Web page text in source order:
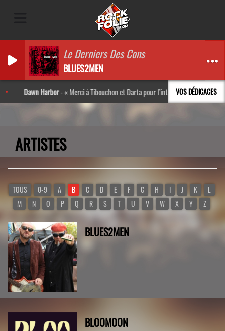
Le Derniers Des Cons
BLUES2MEN
VOS DÉDICACES
Dawn Harbor- Merci à Tibouchon et Darta pour l’interview ! Très bon moment
ARTISTES
TOUS 0-9 A B C D E F G H I J K
L
M
N O P Q R S T U V W X Y Z
BLUES2MEN
BLOOMOON